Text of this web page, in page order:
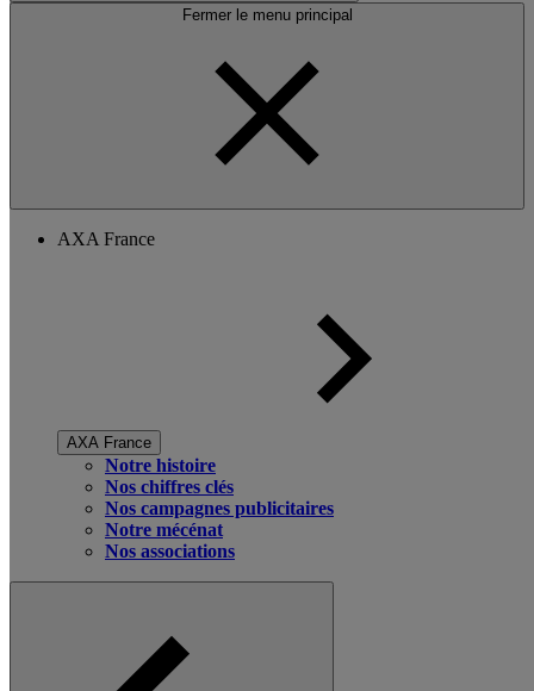
Fermer le menu principal
AXA France
AXA France
Notre histoire
Nos chiffres clés
Nos campagnes publicitaires
Notre mécénat
Nos associations